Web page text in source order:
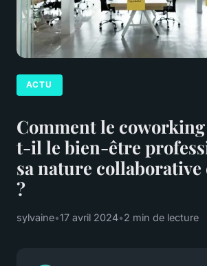
ACTU
Comment le
t-il le bien-être
sa nature
?
sylvaine•17 avril 2024•2 min de lecture